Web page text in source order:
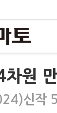
차원
신작